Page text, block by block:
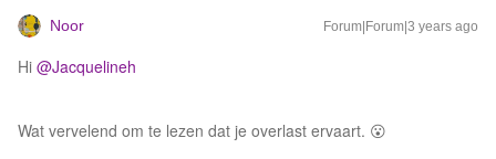
Noor Forum|Forum|3 years ago
Hi @Jacquelineh
Wat vervelend om te lezen dat je overlast ervaart. 😮